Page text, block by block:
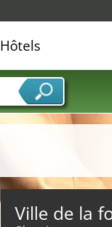
Ville de la
Hôtels